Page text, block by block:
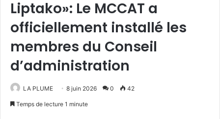
Liptako»: Le MCCAT a
officiellement installé les
membres du Conseil
d’administration
LA PLUME 8 juin 2026 0 42
Temps de lecture 1 minute